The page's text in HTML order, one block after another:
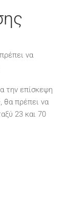
να
την επίσκεψη
θα πρέπει να
23 και 70